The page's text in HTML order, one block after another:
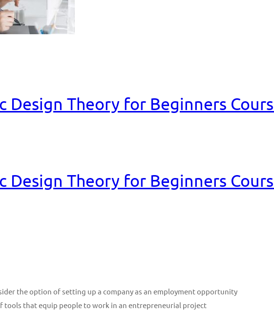
Design Theory for Beginners
Design Theory for Beginners
the option of setting up a company as an employment opportunity
tools that equip people to work in an entrepreneurial project